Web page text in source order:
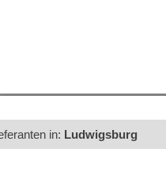
in: Ludwigsburg